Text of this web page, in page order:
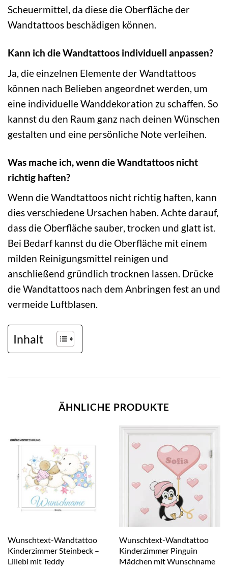
Scheuermittel, da diese die Oberfläche der
Wandtattoos beschädigen können.
Kann ich die Wandtattoos individuell anpassen?
Ja, die einzelnen Elemente der Wandtattoos
können nach Belieben angeordnet werden, um
eine individuelle Wanddekoration zu schaffen. So
kannst du den Raum ganz nach deinen Wünschen
gestalten und eine persönliche Note verleihen.
Was mache ich, wenn die Wandtattoos nicht
richtig haften?
Wenn die Wandtattoos nicht richtig haften, kann
dies verschiedene Ursachen haben. Achte darauf,
dass die Oberfläche sauber, trocken und glatt ist.
Bei Bedarf kannst du die Oberfläche mit einem
milden Reinigungsmittel reinigen und
anschließend gründlich trocknen lassen. Drücke
die Wandtattoos nach dem Anbringen fest an und
vermeide Luftblasen.
Inhalt
ÄHNLICHE PRODUKTE
Wunschtext-Wandtattoo
Kinderzimmer Steinbeck –
Lillebi mit Teddy
Wunschtext-Wandtattoo
Kinderzimmer Pinguin
Mädchen mit Wunschname